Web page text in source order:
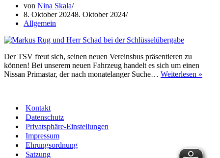
von Nina Skala
8. Oktober 20248. Oktober 2024
Allgemein
Der TSV freut sich, seinen neuen Vereinsbus präsentieren zu
können! Bei unserem neuen Fahrzeug handelt es sich um einen
Nissan Primastar, der nach monatelanger Suche… Weiterlesen »
Kontakt
Datenschutz
Privatsphäre-Einstellungen
Impressum
Ehrungsordnung
Satzung